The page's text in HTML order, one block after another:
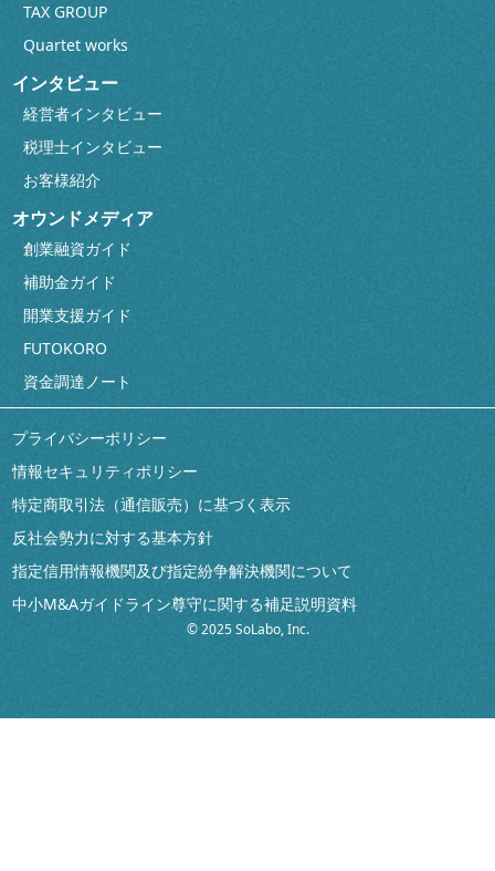
TAX GROUP
Quartet works
インタビュー
経営者インタビュー
税理士インタビュー
お客様紹介
オウンドメディア
創業融資ガイド
補助金ガイド
開業支援ガイド
FUTOKORO
資金調達ノート
プライバシーポリシー
情報セキュリティポリシー
特定商取引法（通信販売）に基づく表示
反社会勢力に対する基本方針
指定信用情報機関及び指定紛争解決機関について
中小M&Aガイドライン尊守に関する補足説明資料
© 2025 SoLabo, Inc.